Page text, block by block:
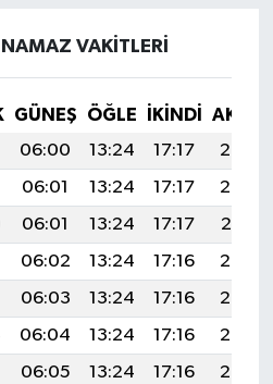
VAKITLERI
GÜNEŞ ÖĞLE İKINDI
06:00 13:24 17:17
20:38
06:01 13:24 17:17
20:38
06:01 13:24 17:17
20:37
06:02 13:24 17:16
20:36
06:03 13:24 17:16
20:35
06:04 13:24 17:16
20:34
06:05 13:24 17:16
20:33